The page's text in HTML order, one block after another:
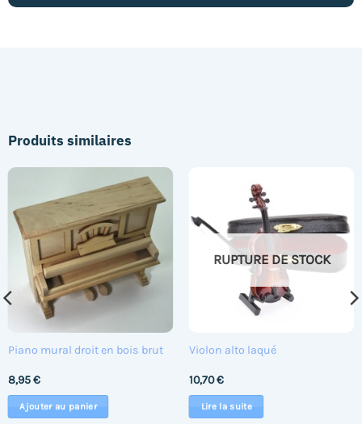
Produits similaires
Piano mural droit en bois brut
8,95€
Ajouter au panier
RUPTURE DE STOCK
Violon alto laqué
10,70€
Lire la suite